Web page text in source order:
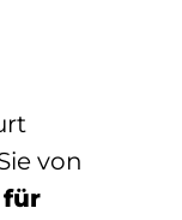
von
für